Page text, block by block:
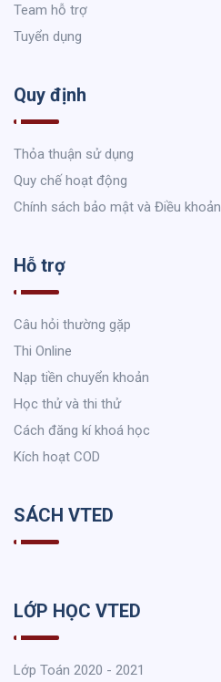
Team hỗ trợ
Tuyển dụng
Quy định
Thỏa thuận sử dụng
Quy chế hoạt động
Chính sách bảo mật và Điều khoản
Hỗ trợ
Câu hỏi thường gặp
Thi Online
Nạp tiền chuyển khoản
Học thử và thi thử
Cách đăng kí khoá học
Kích hoạt COD
SÁCH VTED
LỚP HỌC VTED
Lớp Toán 2020 - 2021